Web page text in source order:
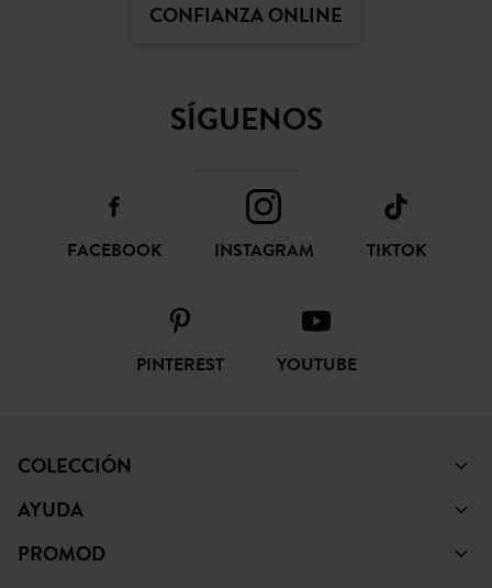
CONFIANZA ONLINE
SÍGUENOS
FACEBOOK INSTAGRAM TIKTOK
PINTEREST YOUTUBE
COLECCIÓN
AYUDA
PROMOD